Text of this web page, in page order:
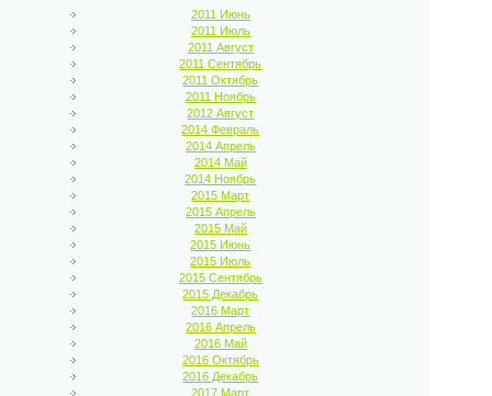
2011 Июнь
2011 Июль
2011 Август
2011 Сентябрь
2011 Октябрь
2011 Ноябрь
2012 Август
2014 Февраль
2014 Апрель
2014 Май
2014 Ноябрь
2015 Март
2015 Апрель
2015 Май
2015 Июнь
2015 Июль
2015 Сентябрь
2015 Декабрь
2016 Март
2016 Апрель
2016 Май
2016 Октябрь
2016 Декабрь
2017 Март